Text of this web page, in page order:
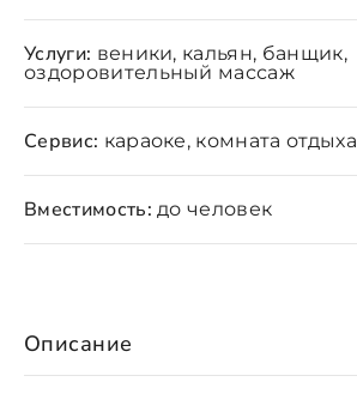
Описание
Услуги: веники, кальян, банщик,
оздоровительный массаж
Сервис: караоке, комната отдыха
Вместимость: до человек